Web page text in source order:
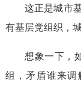
这正是城市
有基层党组织，
想象一下，
组，矛盾谁来调